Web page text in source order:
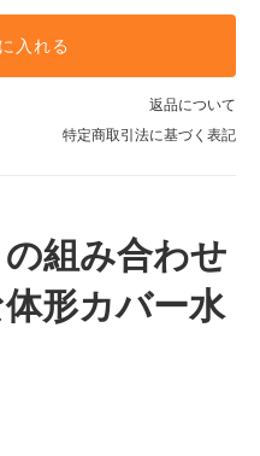
入れる
返品について
特定商取引法に基づく表記
組み合わせ
形カバー水